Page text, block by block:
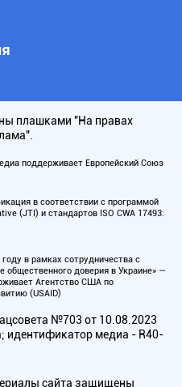
плашками "На правах
поддерживает Европейский Союз
в соответствии с программой
(JTI) и стандартов ISO CWA 17493:
в рамках сотрудничества с
общественного доверия в Украине» —
Агентство США по
(USAID)
№703 от 10.08.2023
идентификатор медиа - R40-
сайта защищены